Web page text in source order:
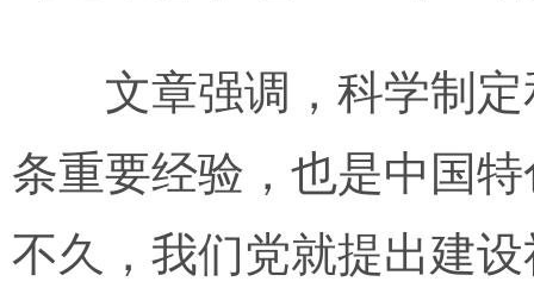
文章强调，科学制定
条重要经验，也是中国
不久，我们党就提出建